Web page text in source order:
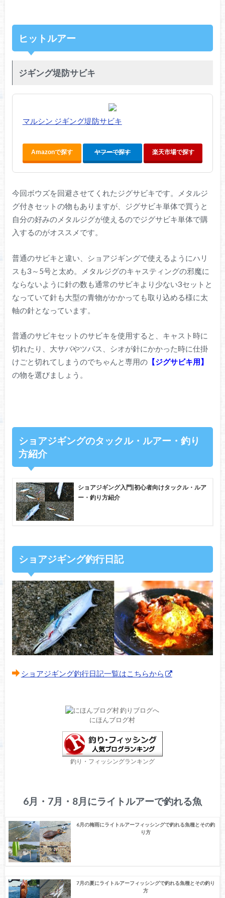
ヒットルアー
ジギング堤防サビキ
マルシン ジギング堤防サビキ
Amazonで探す ヤフーで探す 楽天市場で探す
今回ボウズを回避させてくれたジグサビキです。メタルジ
グ付きセットの物もありますが、ジグサビキ単体で買うと
自分の好みのメタルジグが使えるのでジグサビキ単体で購
入するのがオススメです。
普通のサビキと違い、ショアジギングで使えるようにハリ
スも3～5号と太め。メタルジグのキャスティングの邪魔に
ならないように針の数も通常のサビキより少ない3セットと
なっていて針も大型の青物がかかっても取り込める様に太
軸の針となっています。
普通のサビキセットのサビキを使用すると、キャスト時に
切れたり、大サバやツバス、シオが針にかかった時に仕掛
けごと切れてしまうのでちゃんと専用の【ジグサビキ用】
の物を選びましょう。
ショアジギングのタックル・ルアー・釣り
方紹介
ショアジギング入門|初心者向けタックル・ルア
ー・釣り方紹介
ショアジギング釣行日記
ショアジギング釣行日記一覧はこちらから
にほんブログ村
釣り・フィッシングランキング
6月・7月・8月にライトルアーで釣れる魚
6月の梅雨にライトルアーフィッシングで釣れる魚種とその釣
り方
7月の夏にライトルアーフィッシングで釣れる魚種とその釣り
方